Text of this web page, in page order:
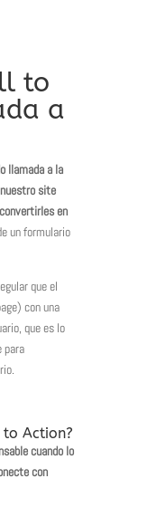
to
a
llamada a la
site
en
un formulario
que el
con una
que es lo
para
to Action?
cuando lo
con